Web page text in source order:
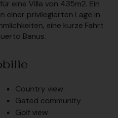
eine Villa von 435m2. Ein
einer privilegierten Lage in
eine kurze Fahrt
Banus.
Country view
Gated community
Golf view